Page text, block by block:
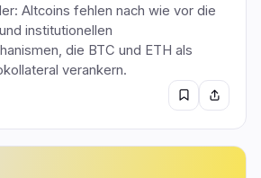
Altcoins fehlen nach wie vor die
institutionellen
die BTC und ETH als
verankern.